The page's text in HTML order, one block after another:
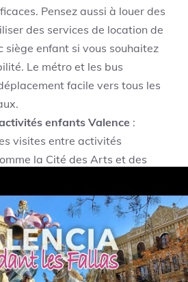
Pensez aussi à louer des
des services de location de
siège enfant si vous souhaitez
Le métro et les bus
facile vers tous les
enfants Valence :
visites entre activités
la Cité des Arts et des
pas de prévoir des pauses
éviter la fatigue des plus
voyage Valence: achetez
en ligne à l’avance pour